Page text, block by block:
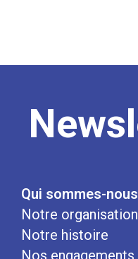
Qui sommes-
Notre organisation
Notre histoire
Nos engagements